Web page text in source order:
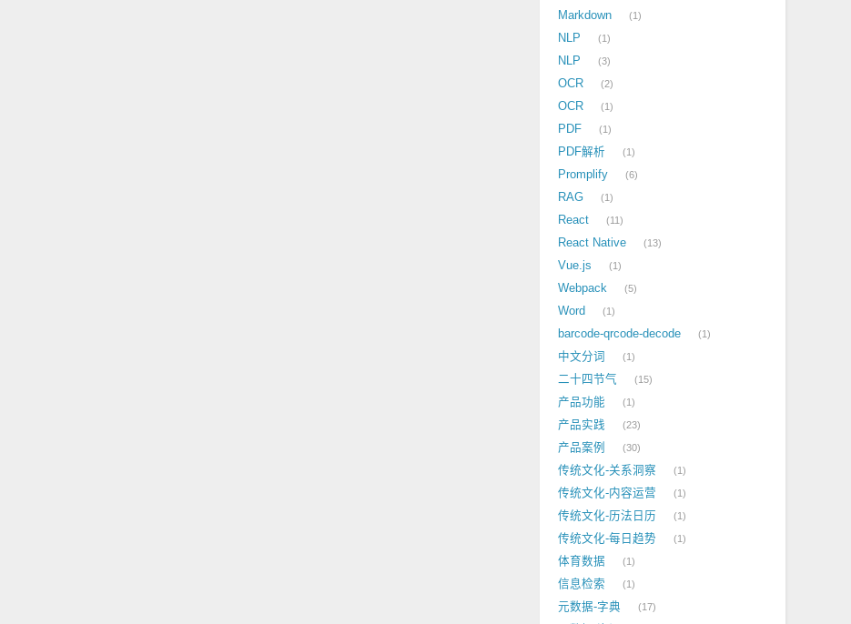
Markdown 1
NLP 1
NLP 3
OCR 2
OCR 1
PDF 1
PDF解析 1
Promplify 6
RAG 1
React 11
React Native 13
Vue.js 1
Webpack 5
Word 1
barcode-qrcode-decode 1
中文分词 1
二十四节气 15
产品功能 1
产品实践 23
产品案例 30
传统文化-关系洞察 1
传统文化-内容运营 1
传统文化-历法日历 1
传统文化-每日趋势 1
体育数据 1
信息检索 1
元数据-字典 17